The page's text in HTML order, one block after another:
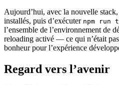
Aujourd’hui, avec la nouvelle
installés, puis d’exécuter npm run
l’ensemble de l’environnement de
reloading activé — ce qui n’était
bonheur pour l’expérience
Regard vers l’avenir